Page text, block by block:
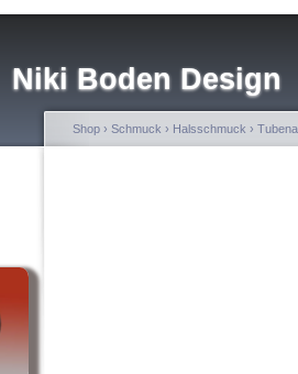
Niki Boden Design
Shop › Schmuck › Halsschmuck ›